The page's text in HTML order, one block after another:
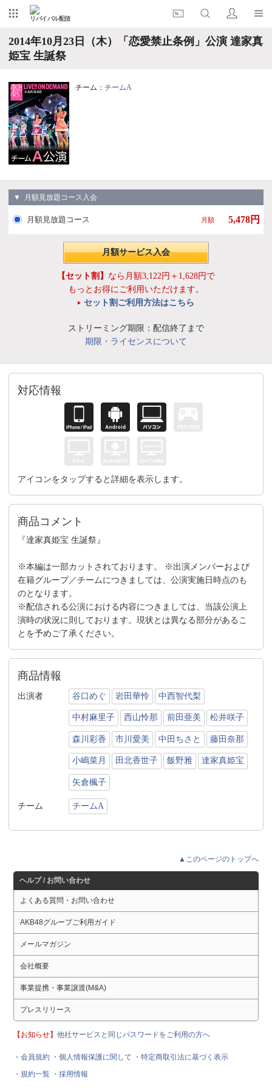
リバイバル配信
2014年10月23日（木）「恋愛禁止条例」公演 達家真
姫宝 生誕祭
チーム： チームA
▼ 月額見放題コース入会
月額見放題コース 月額 5,478円
月額サービス入会
【セット割】 なら月額3,122円＋1,628円で
もっとお得にご利用いただけます。
セット割ご利用方法はこちら
ストリーミング期限：配信終了まで
期限・ライセンスについて
対応情報
アイコンをタップすると詳細を表示します。
商品コメント
『達家真姫宝 生誕祭』
※本編は一部カットされております。 ※出演メンバーおよび
在籍グループ／チームにつきましては、公演実施日時点のも
のとなります。
※配信される公演における内容につきましては、当該公演上
演時の状況に則しております。現状とは異なる部分があるこ
とを予めご了承ください。
商品情報
出演者 谷口めぐ 岩田華怜 中西智代梨
中村麻里子 西山怜那 前田亜美 松井咲子
森川彩香 市川愛美 中田ちさと 藤田奈那
小嶋菜月 田北香世子 飯野雅 達家真姫宝
矢倉楓子
チーム チームA
▲このページのトップへ
ヘルプ / お問い合わせ
よくある質問・お問い合わせ
AKB48グループご利用ガイド
メールマガジン
会社概要
事業提携・事業譲渡(M&A)
プレスリリース
【お知らせ】他社サービスと同じパスワードをご利用の方へ
・会員規約 ・個人情報保護に関して
・特定商取引法に基づく表示
・規約一覧 ・採用情報